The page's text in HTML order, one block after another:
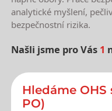
analytické myšlení,
bezpečnostní rizika.
Našli jsme pro Vás 1
Nejnovější
Hledáme OHS
PO)